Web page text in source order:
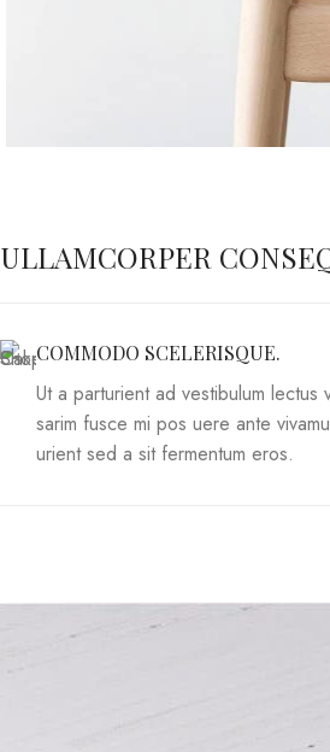
ULLAMCORPER
COMMODO SCELERISQUE.
Ut a parturient ad vestibulum lectus
sarim fusce mi pos uere ante
urient sed a sit fermentum eros.